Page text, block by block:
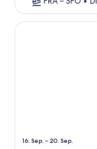
16. Sep. – 20. Sep.
The Marker Union